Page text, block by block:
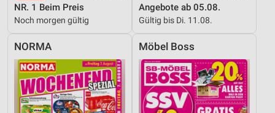
NR. 1 Beim Preis
Noch morgen gültig
Angebote ab 05.08.
Gültig bis Di. 11.08.
NORMA Möbel Boss